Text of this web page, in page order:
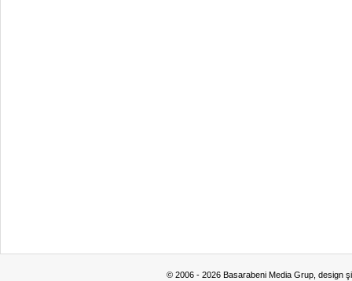
© 2006 - 2026 Basarabeni Media Grup, design